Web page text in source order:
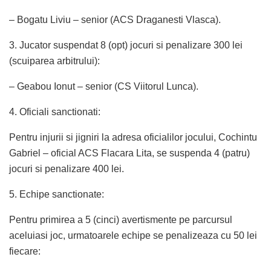
– Bogatu Liviu – senior (ACS Draganesti Vlasca).
3. Jucator suspendat 8 (opt) jocuri si penalizare 300 lei
(scuiparea arbitrului):
– Geabou Ionut – senior (CS Viitorul Lunca).
4. Oficiali sanctionati:
Pentru injurii si jigniri la adresa oficialilor jocului, Cochintu
Gabriel – oficial ACS Flacara Lita, se suspenda 4 (patru)
jocuri si penalizare 400 lei.
5. Echipe sanctionate:
Pentru primirea a 5 (cinci) avertismente pe parcursul
aceluiasi joc, urmatoarele echipe se penalizeaza cu 50 lei
fiecare: